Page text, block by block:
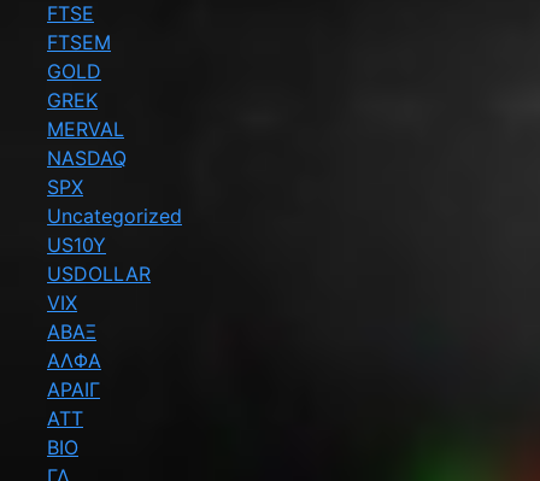
FTSE
FTSEM
GOLD
GREK
MERVAL
NASDAQ
SPX
Uncategorized
US10Y
USDOLLAR
VIX
ΑΒΑΞ
ΑΛΦΑ
ΑΡΑΙΓ
ΑΤΤ
ΒΙΟ